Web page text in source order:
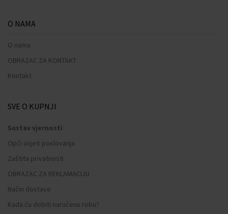
O NAMA
O nama
OBRAZAC ZA KONTAKT
Kontakt
SVE O KUPNJI
Sustav vjernosti
Opći uvjeti poslovanja
Zaštita privatnosti
OBRAZAC ZA REKLAMACIJU
Način dostave
Kada ću dobiti naručenu robu?